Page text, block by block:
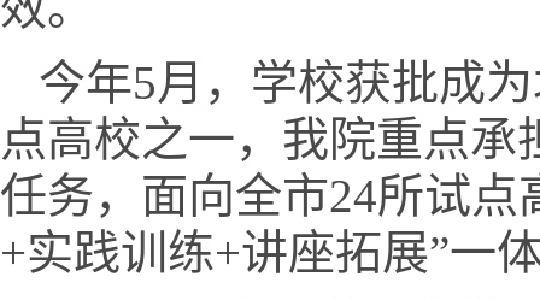
今年5月，学校获批成
点高校之一，我院重点承
任务，面向全市24所试
+实践训练+讲座拓展”一